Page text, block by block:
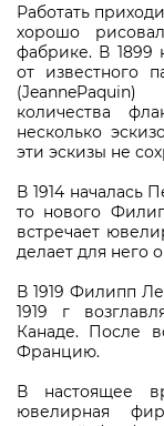
Работать
хорошо
фабрике. В 1899
от известного
количества
несколько
эти эскизы не
В 1914 началась
то нового
встречает
делает для него
В 1919 Филипп
1919 г
Канаде. После
Францию.
В настоящее
ювелирная